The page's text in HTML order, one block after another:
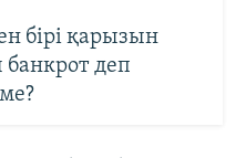
бірі қарызын
деп